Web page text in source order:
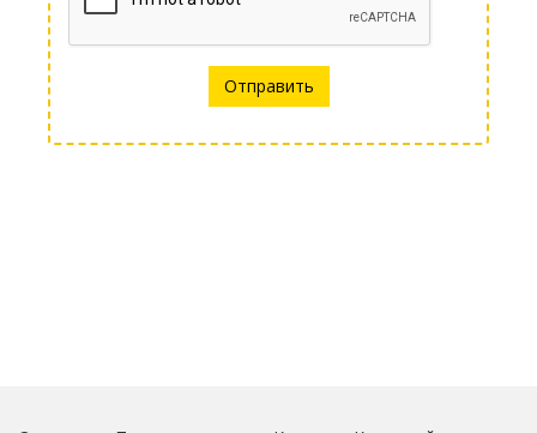
Отправить